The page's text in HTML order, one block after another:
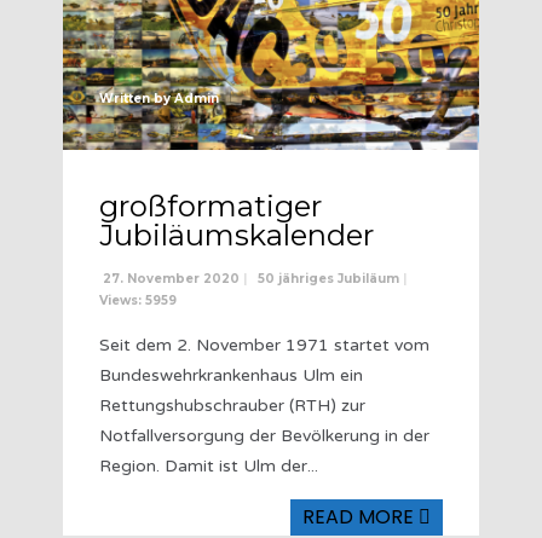
Written byAdmin
großformatiger
Jubiläumskalender
27. November 2020 | 50 jähriges Jubiläum |
Views: 5959
Seit dem 2. November 1971 startet vom
Bundeswehrkrankenhaus Ulm ein
Rettungshubschrauber (RTH) zur
Notfallversorgung der Bevölkerung in der
Region. Damit ist Ulm der...
READ MORE